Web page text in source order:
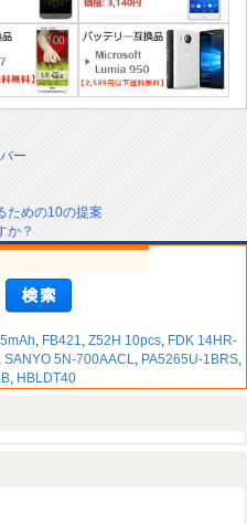
ー
ための10の提案
か？
, FB421, Z52H 10pcs, FDK 14HR-
, SANYO 5N-700AACL, PA5265U-1BRS,
, HBLDT40